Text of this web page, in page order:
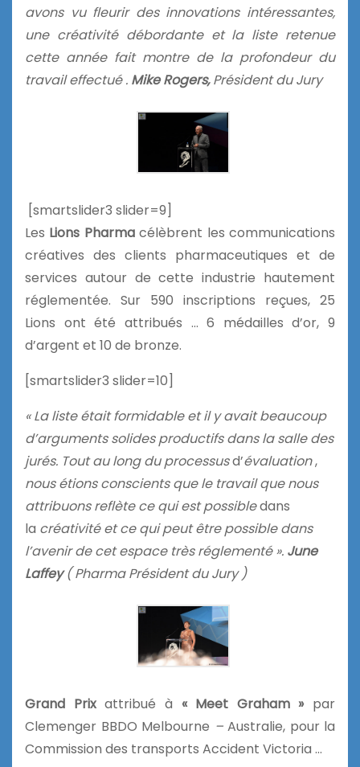
avons vu fleurir des innovations intéressantes,
une créativité débordante et la liste retenue
cette année fait montre de la profondeur du
travail effectué. Mike Rogers,Président du Jury
[smartslider3 slider=9]
Les Lions Pharmacélèbrent les communications
créatives des clients pharmaceutiques et de
services autour de cette industrie hautement
réglementée. Sur 590 inscriptions reçues, 25
Lions ont été attribués … 6 médailles d’or, 9
d’argent et 10 de bronze.
[smartslider3 slider=10]
« La liste était formidable et il y avait beaucoup
d’arguments solides productifs dans la salle des
jurés. Tout au long du processusd’évaluation,
nous étions conscients que le travail que nous
attribuons reflète ce qui est possibledans
la créativité et ce qui peut être possible dans
l’avenir de cet espace très réglementé ». June
Laffey ( Pharma Président du Jury )
Grand Prixattribué à « Meet Graham »par
Clemenger BBDO Melbourne –Australie, pour la
Commission des transports Accident Victoria …